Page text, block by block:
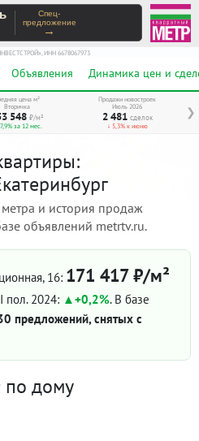
Спец-
предложение
→
ИНН 6678067973
Объявления Динамика цен и
❯
цена м²
Вторичка
548 ₽/м²
за 12 мес.
Продажи новостроек
Июль 2026
2 481 сделок
↓ 5,3% к июню
и история продаж
объявлений metrtv.ru.
16: 171 417 ₽/м²
пол. 2024: +0,2%. В базе
предложений, снятых с
по дому